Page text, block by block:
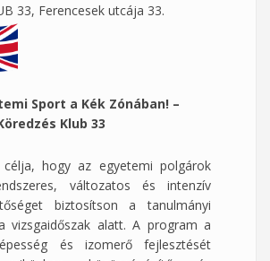
33, Ferencesek utcája 33.
Sport a Kék Zónában! –
Klub 33
hogy az egyetemi polgárok
változatos és intenzív
biztosítson a tanulmányi
vizsgaidőszak alatt. A program a
és izomerő fejlesztését